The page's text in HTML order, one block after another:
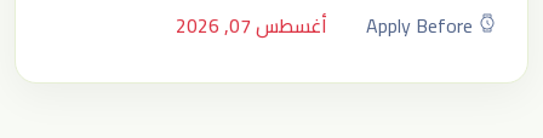
Apply Before
أغسطس 07, 2026